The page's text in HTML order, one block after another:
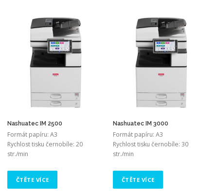
Nashuatec IM 2500
Formát papíru: A3
Rychlost tisku černobíle: 20
str./min
ČTĚTE VÍCE
Nashuatec IM 3000
Formát papíru: A3
Rychlost tisku černobíle: 30
str./min
ČTĚTE VÍCE